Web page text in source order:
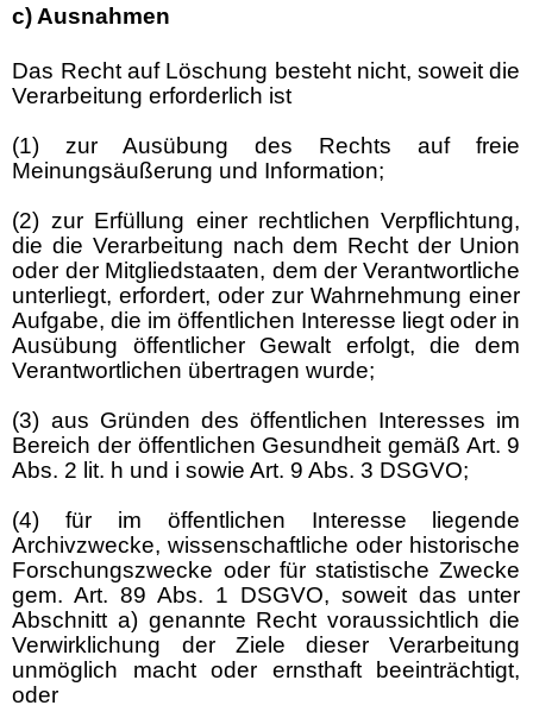
c) Ausnahmen
Das Recht auf Löschung besteht nicht, soweit die
Verarbeitung erforderlich ist
(1) zur Ausübung des Rechts auf freie
Meinungsäußerung und Information;
(2) zur Erfüllung einer rechtlichen Verpflichtung,
die die Verarbeitung nach dem Recht der Union
oder der Mitgliedstaaten, dem der Verantwortliche
unterliegt, erfordert, oder zur Wahrnehmung einer
Aufgabe, die im öffentlichen Interesse liegt oder in
Ausübung öffentlicher Gewalt erfolgt, die dem
Verantwortlichen übertragen wurde;
(3) aus Gründen des öffentlichen Interesses im
Bereich der öffentlichen Gesundheit gemäß Art. 9
Abs. 2 lit. h und i sowie Art. 9 Abs. 3 DSGVO;
(4) für im öffentlichen Interesse liegende
Archivzwecke, wissenschaftliche oder historische
Forschungszwecke oder für statistische Zwecke
gem. Art. 89 Abs. 1 DSGVO, soweit das unter
Abschnitt a) genannte Recht voraussichtlich die
Verwirklichung der Ziele dieser Verarbeitung
unmöglich macht oder ernsthaft beeinträchtigt,
oder